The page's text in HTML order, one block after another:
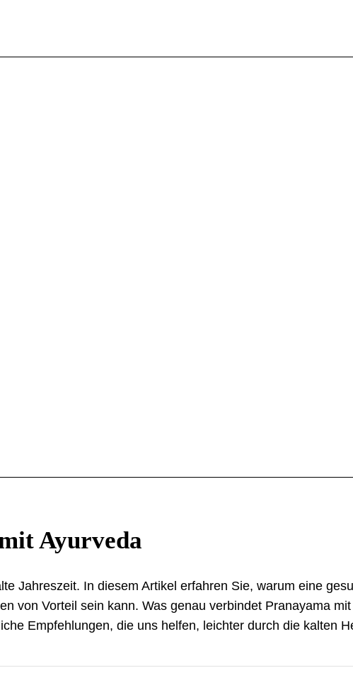
Ayurveda
Jahreszeit. In diesem Artikel erfahren Sie, warum eine
von Vorteil sein kann. Was genau verbindet Pranayama
Empfehlungen, die uns helfen, leichter durch die kalten